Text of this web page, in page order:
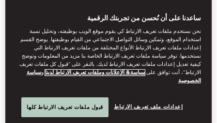
DINING
Serving mouth-watering cuisine and drinks in
immaculately designed surroundings, our bar and
restaurants exude enviable style.
ساعدنا على أن نُحسن من تجربتك الرقمية
نحن نستخدم ملفات تعريف الارتباط كي يقوم موقع الويب بوظيفته، وتحليل نسبة
استخدام الموقع، وتمكين وسائل التواصل الاجتماعي من القيام بوظيفتها. يوضح القسم
إعدادات ملفات تعريف الارتباط الأنواع المختلفة من ملفات تعريف الارتباط التي
نستخدمها. توفر سياسة ملفات تعريف الارتباط الخاصة بنا مزيد من المعلومات وتوضح
كيفية تعديل إعدادات ملفات تعريف الارتباط لديك. بالنقر على “قبول كل ملفات تعريف
الارتباط”، أنت توافق علىسياسة& الإعلانات وملفات تعريف الارتباط لدينا وسياسة
الخصوصية
إعدادات ملف تعريف الارتباط قبول ملفات تعريف الارتباط كلها